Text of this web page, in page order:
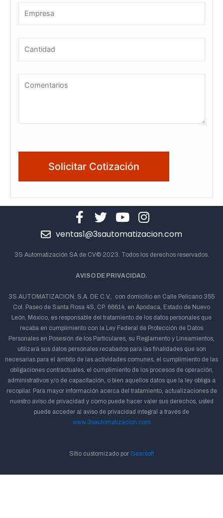
ventas1@3sautomatizacion.com
3S Automatización SA de CV© 2023. Todos los derechos reservados.
AVISO DE PRIVACIDAD.
3S AUTOMATIZACION, S.A. DE C.V., con domicilio en Calle Pelícano 355
Col. Paseo de Santa Rosa 4S, CP. 66614, en Apodaca, Estado de Nuevo
León, México, es responsable del tratamiento de los datos personales que
recaba en cumplimiento con la Ley Federal de Protección de Datos
Personales en Posesión de los Particulares, su Reglamento y Lineamientos,
utilizará sus datos personales recabados para las finalidades que son
necesarias para el ámbito de las actividades comunes, el cumplimiento de las
obligaciones contractuales, el cumplimiento de los procesos de operación,
administrativos y/o de capacitación, o bien aquellos datos que la ley obliga a
recopilar. Para mayor información acerca del tratamiento, actualizaciones de
nuestro aviso de privacidad y como puede hacer valer sus derechos, usted
puede acceder al aviso de privacidad integral a través de
www.3sautomatizacion.com
Sitio customizado por Gearsoft